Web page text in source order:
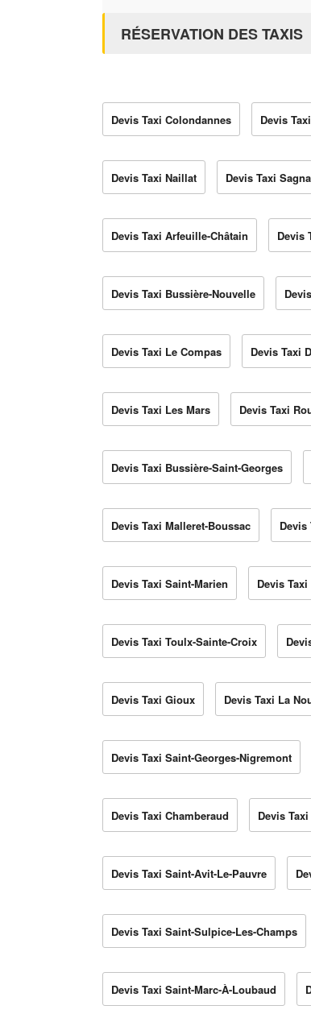
RÉSERVATION DES TAXIS
Devis Taxi Colondannes Devis
Devis Taxi Naillat Devis Taxi
Devis Taxi Arfeuille-Châtain Devis
Devis Taxi Bussière-Nouvelle
Devis Taxi Le Compas Devis Taxi
Devis Taxi Les Mars Devis Taxi
Devis Taxi Bussière-Saint-Georges
Devis Taxi Malleret-Boussac Devis
Devis Taxi Saint-Marien Devis
Devis Taxi Toulx-Sainte-Croix
Devis Taxi Gioux Devis Taxi La
Devis Taxi Saint-Georges-Nigremont
Devis Taxi Chamberaud Devis
Devis Taxi Saint-Avit-Le-Pauvre
Devis Taxi Saint-Sulpice-Les-Champs
Devis Taxi Saint-Marc-À-Loubaud